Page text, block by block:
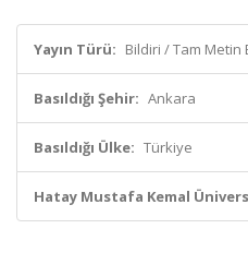
Yayın Türü: Bildiri / Tam Metin
Basıldığı Şehir: Ankara
Basıldığı Ülke: Türkiye
Hatay Mustafa Kemal